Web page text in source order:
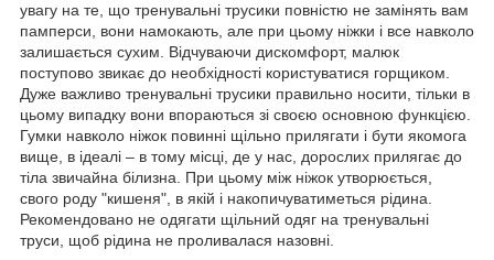
увагу на те, що тренувальні трусики повністю не замінять вам
памперси, вони намокають, але при цьому ніжки і все навколо
залишається сухим. Відчуваючи дискомфорт, малюк
поступово звикає до необхідності користуватися горщиком.
Дуже важливо тренувальні трусики правильно носити, тільки в
цьому випадку вони впораються зі своєю основною функцією.
Гумки навколо ніжок повинні щільно прилягати і бути якомога
вище, в ідеалі – в тому місці, де у нас, дорослих прилягає до
тіла звичайна білизна. При цьому між ніжок утворюється,
свого роду "кишеня", в якій і накопичуватиметься рідина.
Рекомендовано не одягати щільний одяг на тренувальні
труси, щоб рідина не проливалася назовні.